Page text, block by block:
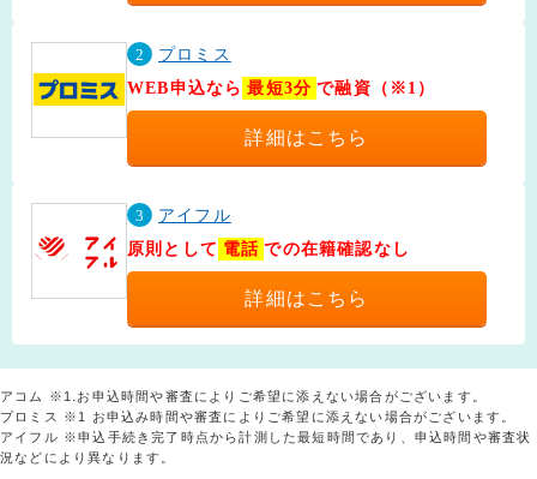
2
プロミス
WEB申込なら 最短3分 で融資（※1）
詳細はこちら
3
アイフル
原則として 電話 での在籍確認なし
詳細はこちら
アコム ※1.お申込時間や審査によりご希望に添えない場合がございます。
プロミス ※1 お申込み時間や審査によりご希望に添えない場合がございます。
アイフル ※申込手続き完了時点から計測した最短時間であり、申込時間や審査状
況などにより異なります。